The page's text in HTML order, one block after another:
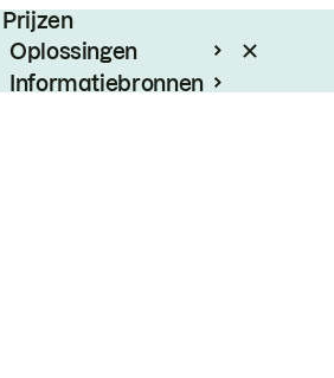
Prijzen
Oplossingen
Informatiebronnen